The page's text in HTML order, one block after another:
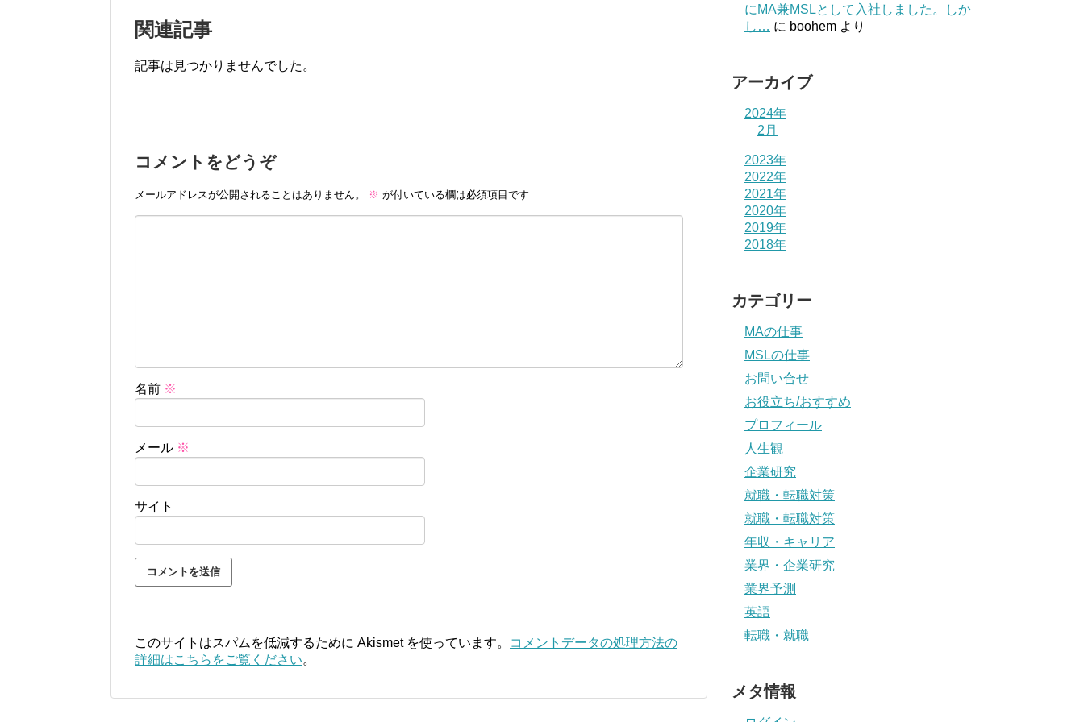
関連記事
記事は見つかりませんでした。
コメントをどうぞ
メールアドレスが公開されることはありません。 ※ が付いている欄は必須項目です
名前 ※
メール ※
サイト
このサイトはスパムを低減するために Akismet を使っています。
コメントデータの処理方法の
詳細はこちらをご覧ください。
にMA兼MSLとして入社しました。しか
し… に boohem より
アーカイブ
2024年
2月
2023年
2022年
2021年
2020年
2019年
2018年
カテゴリー
MAの仕事
MSLの仕事
お問い合せ
お役立ち/おすすめ
プロフィール
人生観
企業研究
就職・転職対策
就職・転職対策
年収・キャリア
業界・企業研究
業界予測
英語
転職・就職
メタ情報